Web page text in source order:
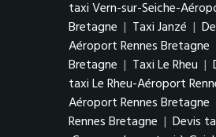
taxi Vern-sur-Seiche-
Bretagne | Taxi Janzé |
Aéroport Rennes Bretagne
Bretagne | Taxi Le Rheu |
taxi Le Rheu-Aéroport
Aéroport Rennes Bretagne
Rennes Bretagne | Devis